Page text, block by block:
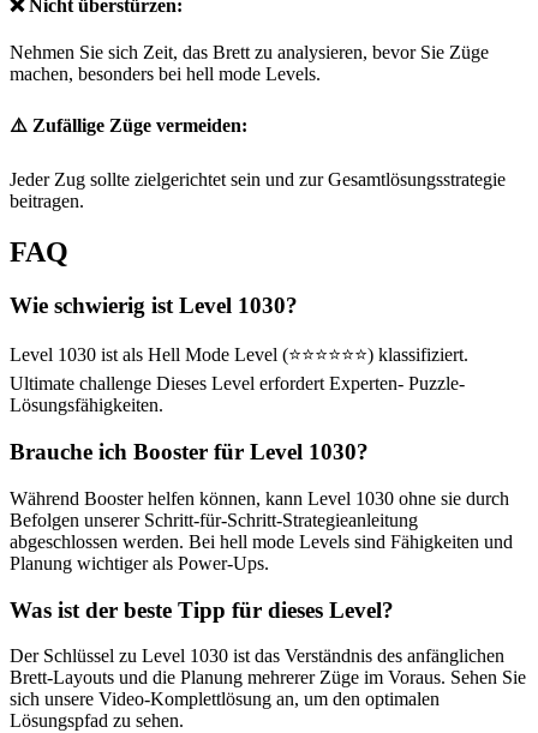
❌ Nicht überstürzen:
Nehmen Sie sich Zeit, das Brett zu analysieren, bevor Sie Züge
machen, besonders bei hell mode Levels.
⚠️ Zufällige Züge vermeiden:
Jeder Zug sollte zielgerichtet sein und zur Gesamtlösungsstrategie
beitragen.
FAQ
Wie schwierig ist Level 1030?
Level 1030 ist als Hell Mode Level (⭐⭐⭐⭐⭐⭐) klassifiziert.
Ultimate challenge Dieses Level erfordert Experten- Puzzle-
Lösungsfähigkeiten.
Brauche ich Booster für Level 1030?
Während Booster helfen können, kann Level 1030 ohne sie durch
Befolgen unserer Schritt-für-Schritt-Strategieanleitung
abgeschlossen werden. Bei hell mode Levels sind Fähigkeiten und
Planung wichtiger als Power-Ups.
Was ist der beste Tipp für dieses Level?
Der Schlüssel zu Level 1030 ist das Verständnis des anfänglichen
Brett-Layouts und die Planung mehrerer Züge im Voraus. Sehen Sie
sich unsere Video-Komplettlösung an, um den optimalen
Lösungspfad zu sehen.